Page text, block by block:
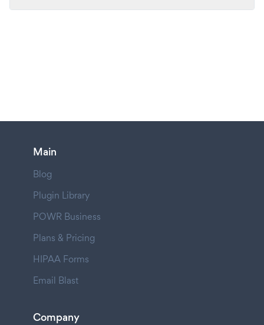
Main
Blog
Plugin Library
POWR Business
Plans & Pricing
HIPAA Forms
Email Blast
Company